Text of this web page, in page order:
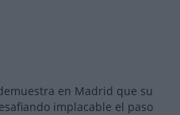
en Madrid que su
implacable el paso